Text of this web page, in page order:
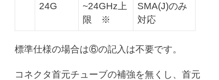
24G
~24GHz上
限 ※
SMA(J)のみ
対応
標準仕様の場合は⑥の記入は不要です。
コネクタ首元チューブの補強を無くし、首元